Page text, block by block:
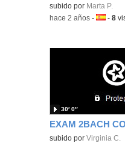
Contenido educativo.
subido por Marta P.
-hace 2 años -Idioma:
-8
EXAM 2BACH
subido porVirginia C.
30′ 0″